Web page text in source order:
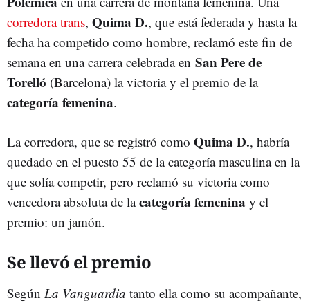
corredora trans, Quima D., que está federada y hasta la
fecha ha competido como hombre, reclamó este fin de
semana en una carrera celebrada en San Pere de
Torelló (Barcelona) la victoria y el premio de la
categoría femenina.
La corredora, que se registró como Quima D., habría
quedado en el puesto 55 de la categoría masculina en la
que solía competir, pero reclamó su victoria como
vencedora absoluta de lacategoría femenina y el
premio: un jamón.
Se llevó el premio
Según La Vanguardia tanto ella como su acompañante,